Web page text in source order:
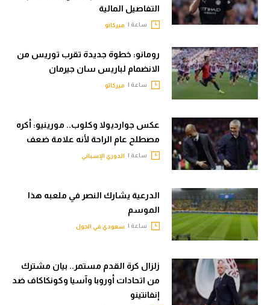
التفاصيل المالية
ساعة | ميركاتو
رومانو: خطوة جديدة تقرب توريس من
الانضمام لباريس سان جيرمان
ساعة | ميركاتو
عكس جوارديولا وكلوب.. مورينيو: أكره
مصطلح عام الراحة لأنه علامة ضعف
ساعة | الدوري الإسباني
الدرعية يشارك النصر في ملعبه هذا
الموسم
ساعة | سعودي في الجول
زلزال كرة القدم مستمر.. بيان مشترك
من اتحادات أوروبا وآسيا وكونكاكاف ضد
إنفانتينو